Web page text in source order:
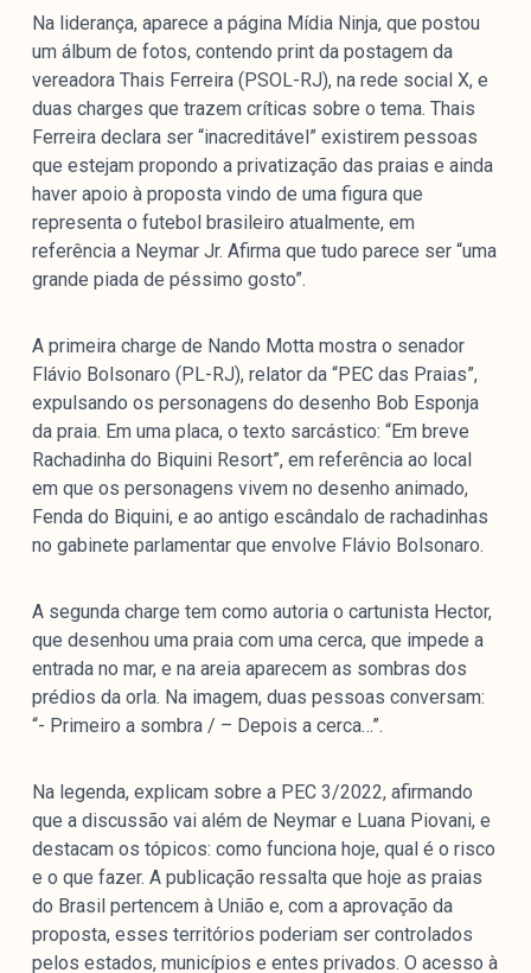
Na liderança, aparece a página Mídia Ninja, que postou
um álbum de fotos, contendo print da postagem da
vereadora Thais Ferreira (PSOL-RJ), na rede social X, e
duas charges que trazem críticas sobre o tema. Thais
Ferreira declara ser “inacreditável” existirem pessoas
que estejam propondo a privatização das praias e ainda
haver apoio à proposta vindo de uma figura que
representa o futebol brasileiro atualmente, em
referência a Neymar Jr. Afirma que tudo parece ser “uma
grande piada de péssimo gosto”.
A primeira charge de Nando Motta mostra o senador
Flávio Bolsonaro (PL-RJ), relator da “PEC das Praias”,
expulsando os personagens do desenho Bob Esponja
da praia. Em uma placa, o texto sarcástico: “Em breve
Rachadinha do Biquini Resort”, em referência ao local
em que os personagens vivem no desenho animado,
Fenda do Biquini, e ao antigo escândalo de rachadinhas
no gabinete parlamentar que envolve Flávio Bolsonaro.
A segunda charge tem como autoria o cartunista Hector,
que desenhou uma praia com uma cerca, que impede a
entrada no mar, e na areia aparecem as sombras dos
prédios da orla. Na imagem, duas pessoas conversam:
“- Primeiro a sombra / – Depois a cerca…”.
Na legenda, explicam sobre a PEC 3/2022, afirmando
que a discussão vai além de Neymar e Luana Piovani, e
destacam os tópicos: como funciona hoje, qual é o risco
e o que fazer. A publicação ressalta que hoje as praias
do Brasil pertencem à União e, com a aprovação da
proposta, esses territórios poderiam ser controlados
pelos estados, municípios e entes privados. O acesso à